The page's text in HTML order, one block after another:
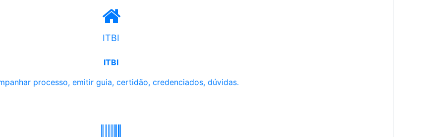
ITBI
ITBI
processo, emitir guia, certidão, credenciados, dúvidas.